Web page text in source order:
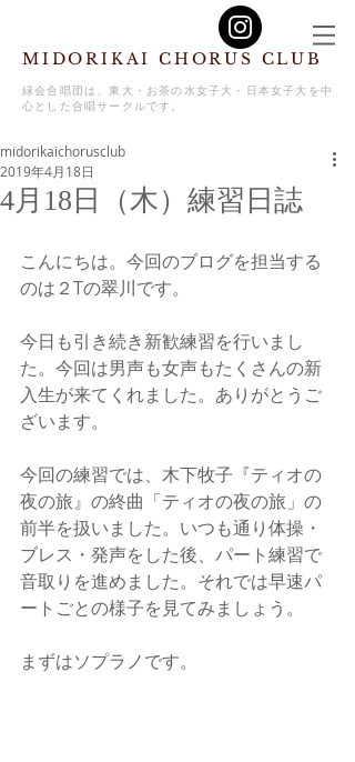
MIDORIKAI CHORUS CLUB
緑会合唱団は、東大・お茶の水女子大・日本女子大を中
心とした合唱サークルです。
4月18日（木）練習日誌
midorikaichorusclub
2019年4月18日
こんにちは。今回のブログを担当する
のは２Tの翠川です。
今日も引き続き新歓練習を行いまし
た。今回は男声も女声もたくさんの新
入生が来てくれました。ありがとうご
ざいます。
今回の練習では、木下牧子『ティオの
夜の旅』の終曲「ティオの夜の旅」の
前半を扱いました。いつも通り体操・
ブレス・発声をした後、パート練習で
音取りを進めました。それでは早速パ
ートごとの様子を見てみましょう。
まずはソプラノです。